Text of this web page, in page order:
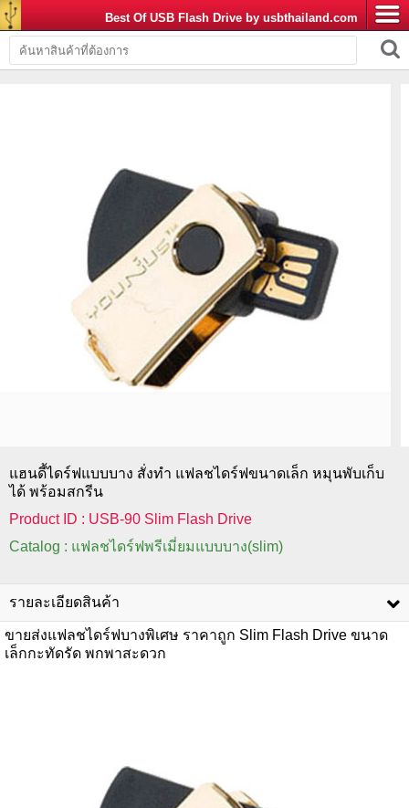
Best Of USB Flash Drive by usbthailand.com
แฮนดี้ไดร์ฟแบบบาง สั่งทำ แฟลชไดร์ฟขนาดเล็ก หมุนพับเก็บ
ได้ พร้อมสกรีน
Product ID : USB-90 Slim Flash Drive
Catalog : แฟลชไดร์ฟพรีเมี่ยมแบบบาง(slim)
รายละเอียดสินค้า
ขายส่งแฟลชไดร์ฟบางพิเศษ ราคาถูก Slim Flash Drive ขนาด
เล็กกะทัดรัด พกพาสะดวก